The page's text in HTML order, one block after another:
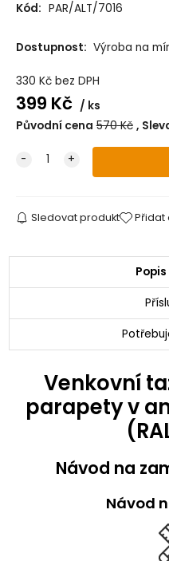
Kód: PAR/ALT/7016
Dostupnost: Výroba na
330 Kč bez DPH
399 Kč
ks
Původní cena 570Kč
Sledovat produkt Přidat
Venkovní
parapety v
Návod na
Návod